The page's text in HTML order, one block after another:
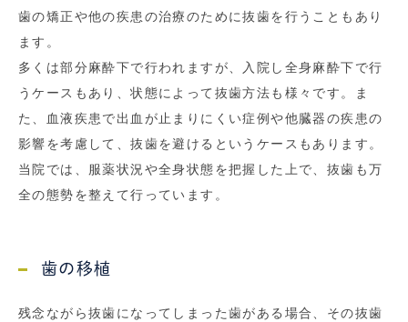
歯の矯正や他の疾患の治療のために抜歯を行うこともあり
ます。
多くは部分麻酔下で行われますが、入院し全身麻酔下で行
うケースもあり、状態によって抜歯方法も様々です。ま
た、血液疾患で出血が止まりにくい症例や他臓器の疾患の
影響を考慮して、抜歯を避けるというケースもあります。
当院では、服薬状況や全身状態を把握した上で、抜歯も万
全の態勢を整えて行っています。
歯の移植
残念ながら抜歯になってしまった歯がある場合、その抜歯